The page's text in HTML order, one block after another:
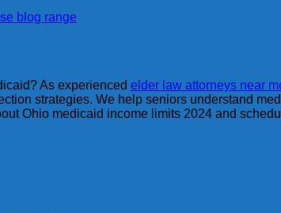
blog range
As experienced elder law attorneys near
strategies. We help seniors understand
Ohio medicaid income limits 2024 and